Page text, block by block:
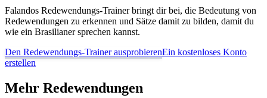
Falandos Redewendungs-Trainer bringt dir bei, die Bedeutung von
Redewendungen zu erkennen und Sätze damit zu bilden, damit du
wie ein Brasilianer sprechen kannst.
Den Redewendungs-Trainer ausprobierenEin kostenloses Konto
erstellen
Mehr Redewendungen